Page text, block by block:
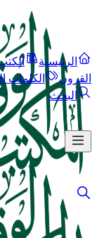
الرئيسية
القرون
الكلمات
البحث